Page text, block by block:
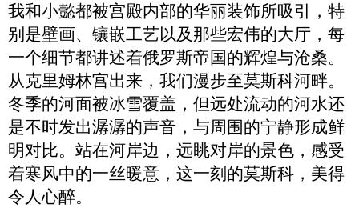
我和小懿都被宫殿内部的华丽装饰所吸引，特
别 是壁画、镶嵌工艺以及那些宏伟的大厅，每
一个细节都讲述着俄罗斯帝国的辉煌与沧桑。
从克里姆林宫出来，我们漫步至莫斯科河畔。
冬季的河面被冰雪覆盖，但远处流动的河水还
是不时发出潺潺的声音，与周围的宁静形成鲜
明对比。站在河岸边，远眺对岸的景色，感受
着寒风中的一丝暖意，这一刻的莫斯科，美得
令人心醉。